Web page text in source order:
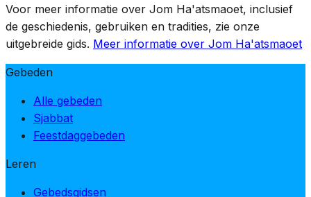
Voor meer informatie over Jom Ha'atsmaoet, inclusief
de geschiedenis, gebruiken en tradities, zie onze
uitgebreide gids. Meer informatie over Jom Ha'atsmaoet
Gebeden
Alle gebeden
Sjabbat
Feestdaggebeden
Leren
Gebedsgidsen